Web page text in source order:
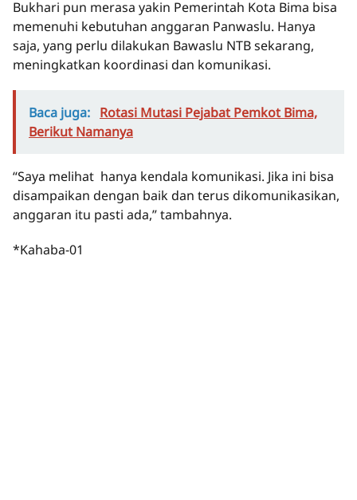
Bukhari pun merasa yakin Pemerintah Kota Bima bisa
memenuhi kebutuhan anggaran Panwaslu. Hanya
saja, yang perlu dilakukan Bawaslu NTB sekarang,
meningkatkan koordinasi dan komunikasi.
Baca juga: Rotasi Mutasi Pejabat Pemkot Bima,
Berikut Namanya
“Saya melihat hanya kendala komunikasi. Jika ini bisa
disampaikan dengan baik dan terus dikomunikasikan,
anggaran itu pasti ada,” tambahnya.
*Kahaba-01